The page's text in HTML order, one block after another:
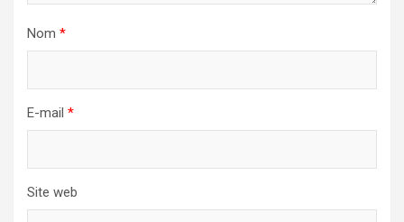
Nom *
E-mail *
Site web